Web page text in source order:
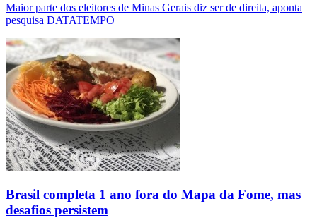
Maior parte dos eleitores de Minas Gerais diz ser de direita, aponta
pesquisa DATATEMPO
Brasil completa 1 ano fora do Mapa da Fome, mas
desafios persistem